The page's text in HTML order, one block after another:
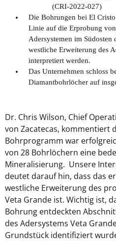
(CRI-2022-027)
Die Bohrungen bei El
Linie auf die Erprobung
Adersystemen im Südosten
westliche Erweiterung des
interpretiert werden.
Das Unternehmen schloss
Diamantbohrlöcher auf
Dr. Chris Wilson, Chief
von Zacatecas, kommentiert
Bohrprogramm war
von 28 Bohrlöchern eine
Mineralisierung. Unsere
deutet darauf hin, dass das
westliche Erweiterung des
Veta Grande ist. Wichtig ist,
Bohrung entdeckten
des Adersystems Veta
Grundstück identifiziert